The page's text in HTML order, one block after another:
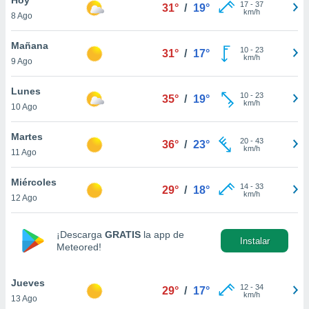
en
más
nuestra
de
aceptar
de
8 Ago
31° / 19° 17- 37
km/h
Mañana
9 Ago
31° / 17° 10- 23
km/h
Lunes
10 Ago
35° / 19° 10- 23
km/h
Martes
11 Ago
36° / 23° 20- 43
km/h
Miércoles
12 Ago
29° / 18° 14- 33
km/h
¡Descarga GRATIS la app de
Meteored!
Instalar
Jueves
13 Ago
29° / 17° 12- 34
km/h